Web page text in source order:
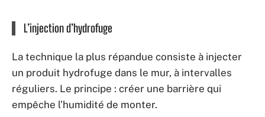
L’injection d’hydrofuge
La technique la plus répandue consiste à injecter
un produit hydrofuge dans le mur, à intervalles
réguliers. Le principe : créer une barrière qui
empêche l’humidité de monter.